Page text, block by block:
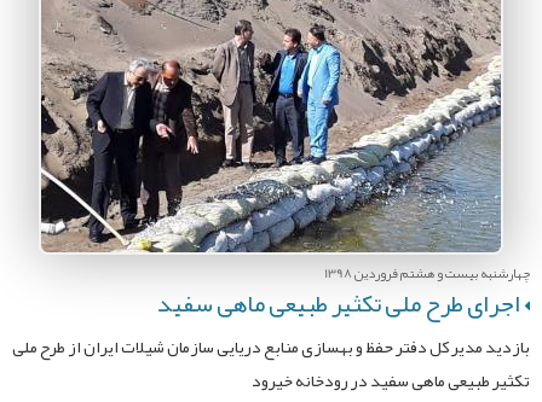
چهارشنبه بیست و هشتم فروردین 1398
اجرای طرح ملی تکثیر طبیعی ماهی سفید
بازدید مدیر کل دفتر حفظ و بهسازی منابع دریایی سازمان شیلات ایران از طرح ملی
تکثیر طبیعی ماهی سفید در رودخانه خیرود